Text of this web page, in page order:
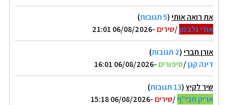
את רואה אותי(5 תגובות
)
אודי גלבמן/שירים -06/08/2026 21:01
אורן חברי(2 תגובות
)
דינה קגן/סיפורים -06/08/2026 16:01
שיר לקיץ(13 תגובות
)
אריק חבי"ף/שירים -06/08/2026 15:18